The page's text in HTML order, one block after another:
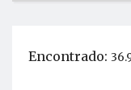
Encontrado: